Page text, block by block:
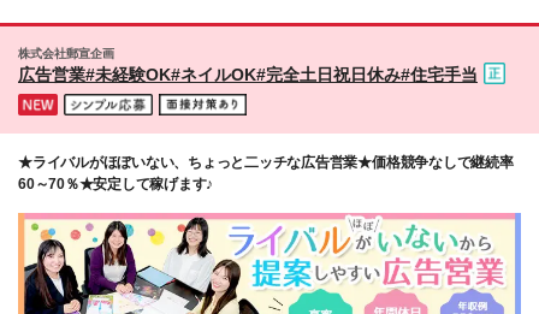
株式会社郵宣企画
広告営業#未経験OK#ネイルOK#完全土日祝日休み#住宅手当
★ライバルがほぼいない、ちょっと二ッチな広告営業★価格競争なしで継続率
60～70％★安定して稼げます♪